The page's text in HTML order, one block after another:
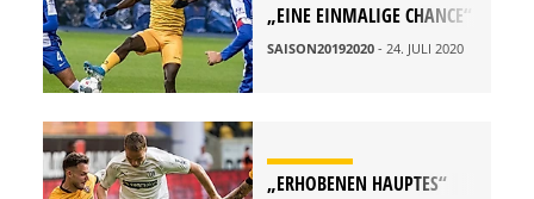
„EINE EINMALIGE CHANCE“
SAISON20192020 - 24. JULI 2020
„ERHOBENEN HAUPTES“